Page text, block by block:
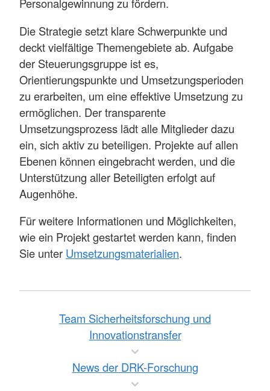
Personalgewinnung zu fördern.
Die Strategie setzt klare Schwerpunkte und
deckt vielfältige Themengebiete ab. Aufgabe
der Steuerungsgruppe ist es,
Orientierungspunkte und Umsetzungsperioden
zu erarbeiten, um eine effektive Umsetzung zu
ermöglichen. Der transparente
Umsetzungsprozess lädt alle Mitglieder dazu
ein, sich aktiv zu beteiligen. Projekte auf allen
Ebenen können eingebracht werden, und die
Unterstützung aller Beteiligten erfolgt auf
Augenhöhe.
Für weitere Informationen und Möglichkeiten,
wie ein Projekt gestartet werden kann, finden
Sie unter Umsetzungsmaterialien.
Team Sicherheitsforschung und
Innovationstransfer
News der DRK-Forschung